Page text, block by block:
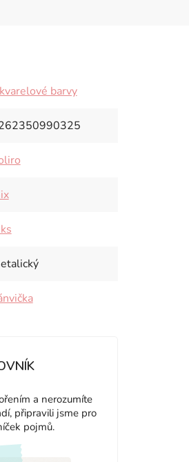
barvy
a nerozumíte
připravili jsme pro
pojmů.